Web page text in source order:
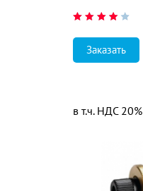
Заказать
в т.ч. НДС 20%